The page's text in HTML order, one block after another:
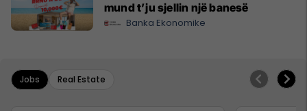
mund t’ju sjellin një banesë
Banka Ekonomike
Jobs Real Estate